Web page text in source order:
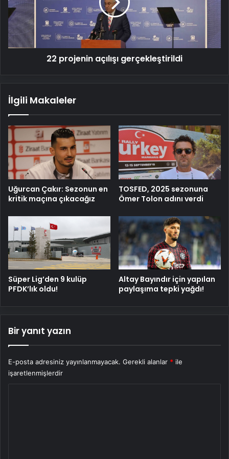
22 projenin açılışı gerçekleştirildi
İlgili Makaleler
Uğurcan Çakır: Sezonun en
kritik maçına çıkacağız
TOSFED, 2025 sezonuna
Ömer Tolon adını verdi
Süper Lig’den 9 kulüp
PFDK’lık oldu!
Altay Bayındır için yapılan
paylaşıma tepki yağdı!
Bir yanıt yazın
E-posta adresiniz yayınlanmayacak. Gerekli alanlar * ile
işaretlenmişlerdir